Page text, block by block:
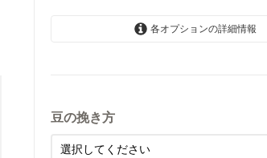
各オプションの詳細情報
豆の挽き方